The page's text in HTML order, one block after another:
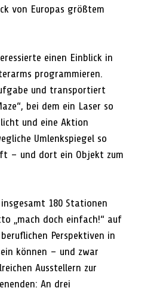
von Europas größtem
einen Einblick in
programmieren.
und transportiert
bei dem ein Laser so
und eine Aktion
Umlenkspiegel so
– und dort ein Objekt zum
180 Stationen
„mach doch einfach!“ auf
Perspektiven in
können – und zwar
Ausstellern zur
An drei